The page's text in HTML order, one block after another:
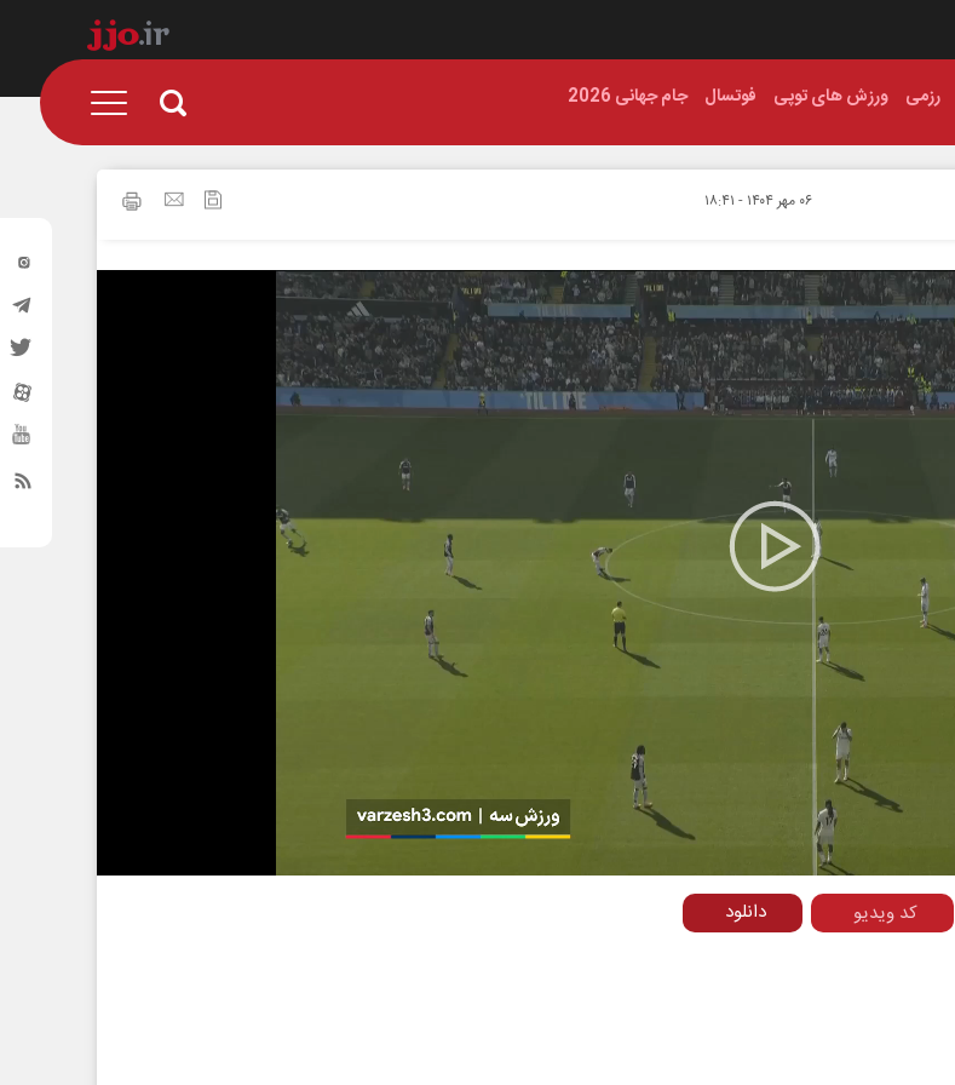
رزمی ورزش های توپی فوتسال جام جهانی 2026
۰۶ مهر ۱۴۰۴ - ۱۸:۴۱
Play
کد ویدیو دانلود